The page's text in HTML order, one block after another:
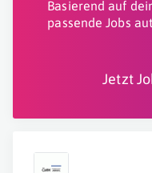
Basierend auf
passende Jobs
Jetzt